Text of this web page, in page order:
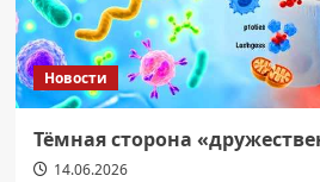
Новости
Тёмная сторона
14.06.2026